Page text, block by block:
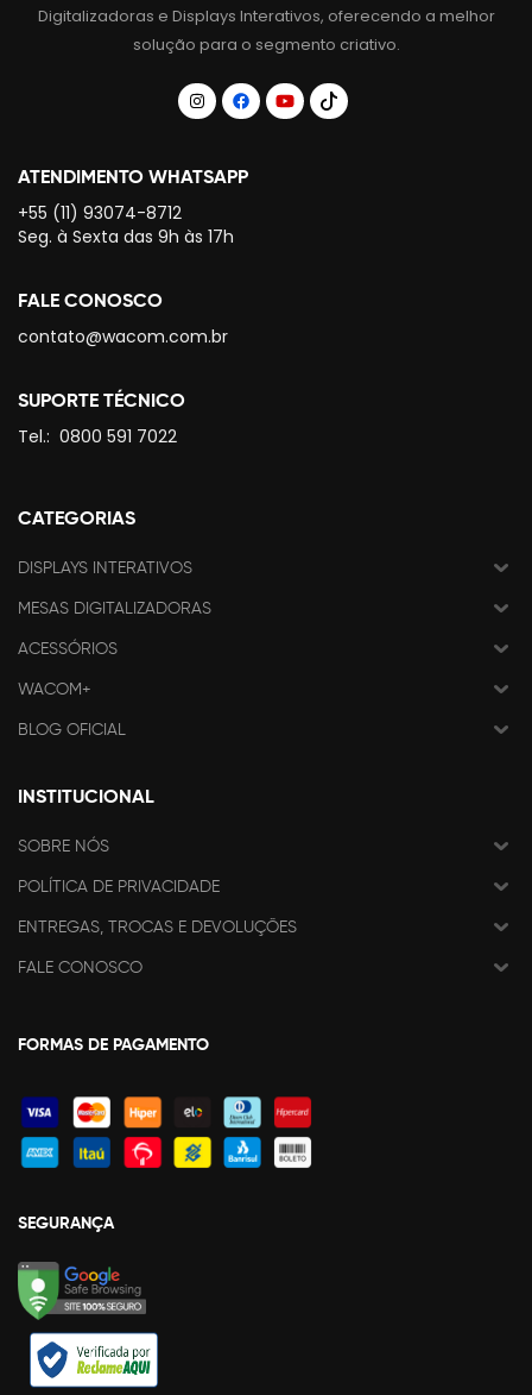
Digitalizadoras e Displays Interativos, oferecendo a melhor
solução para o segmento criativo.
ATENDIMENTO WHATSAPP
+55 (11) 93074-8712
Seg. à Sexta das 9h às 17h
FALE CONOSCO
contato@wacom.com.br
SUPORTE TÉCNICO
Tel.: 0800 591 7022
CATEGORIAS
DISPLAYS INTERATIVOS
MESAS DIGITALIZADORAS
ACESSÓRIOS
WACOM+
BLOG OFICIAL
INSTITUCIONAL
SOBRE NÓS
POLÍTICA DE PRIVACIDADE
ENTREGAS, TROCAS E DEVOLUÇÕES
FALE CONOSCO
FORMAS DE PAGAMENTO
SEGURANÇA